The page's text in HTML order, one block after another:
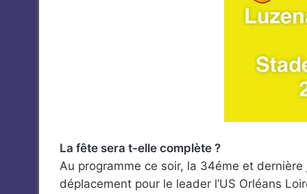
La fête sera t-elle complète ?
Au programme ce soir, la 34éme et
déplacement pour le leader l’US Orléans